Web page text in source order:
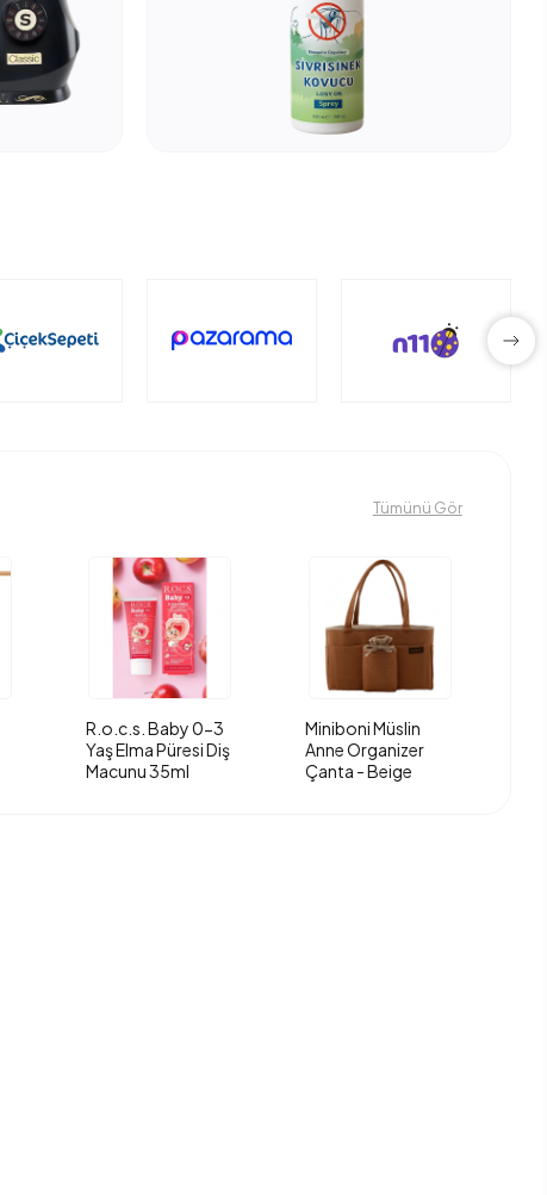
Tümünü Gör
R.o.c.s. Baby 0-3
Yaş Elma Püresi Diş
Macunu 35ml
Miniboni Müslin
Anne Organizer
Çanta - Beige